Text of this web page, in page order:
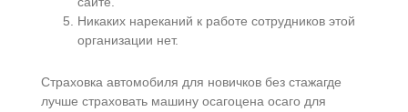
Никаких нареканий к работе сотрудников этой
организации нет.
Страховка автомобиля для новичков без стажагде
лучше страховать машину осагоцена осаго для